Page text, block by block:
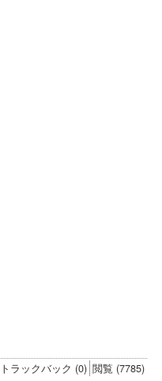
トラックバック (0) 閲覧 (7785)